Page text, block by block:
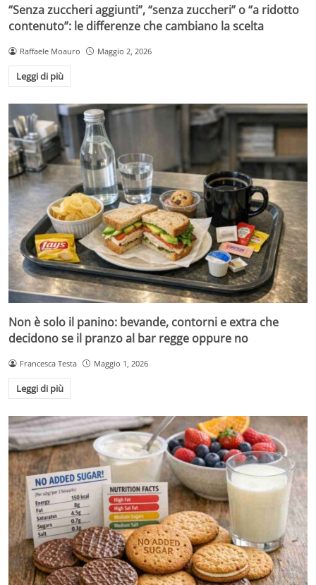
“Senza zuccheri aggiunti”, “senza zuccheri” o “a ridotto
contenuto”: le differenze che cambiano la scelta
Raffaele Moauro Maggio 2, 2026
Leggi di più
Non è solo il panino: bevande, contorni e extra che
decidono se il pranzo al bar regge oppure no
Francesca Testa Maggio 1, 2026
Leggi di più